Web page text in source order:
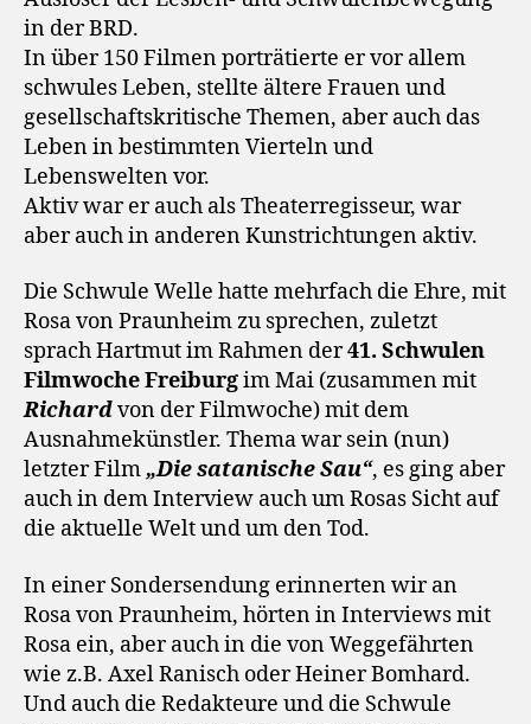
in der BRD.
In über 150 Filmen porträtierte er vor allem
schwules Leben, stellte ältere Frauen und
gesellschaftskritische Themen, aber auch das
Leben in bestimmten Vierteln und
Lebenswelten vor.
Aktiv war er auch als Theaterregisseur, war
aber auch in anderen Kunstrichtungen aktiv.
Die Schwule Welle hatte mehrfach die Ehre, mit
Rosa von Praunheim zu sprechen, zuletzt
sprach Hartmut im Rahmen der41. Schwulen
Filmwoche Freiburgim Mai (zusammen mit
Richardvon der Filmwoche) mit dem
Ausnahmekünstler. Thema war sein (nun)
letzter Film „Die satanische Sau“, es ging aber
auch in dem Interview auch um Rosas Sicht auf
die aktuelle Welt und um den Tod.
In einer Sondersendung erinnerten wir an
Rosa von Praunheim, hörten in Interviews mit
Rosa ein, aber auch in die von Weggefährten
wie z.B. Axel Ranisch oder Heiner Bomhard.
Und auch die Redakteure und die Schwule